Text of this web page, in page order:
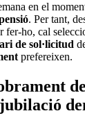
en el
. Per tant,
fer-ho, cal
de sol·licitud
prefereixen.